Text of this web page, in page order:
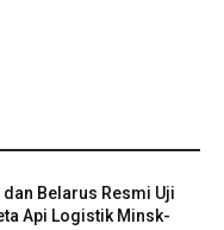
dan Belarus Resmi Uji
Api Logistik Minsk-